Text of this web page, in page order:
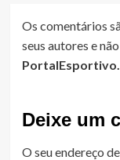
Os comentários
seus autores e
Deixe um
O seu endereço